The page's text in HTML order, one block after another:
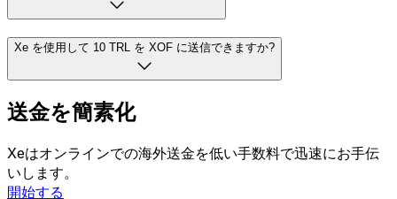
Xe を使用して 10 TRL を XOF に送信できますか?
送金を簡素化
Xeはオンラインでの海外送金を低い手数料で迅速にお手伝
いします。
開始する